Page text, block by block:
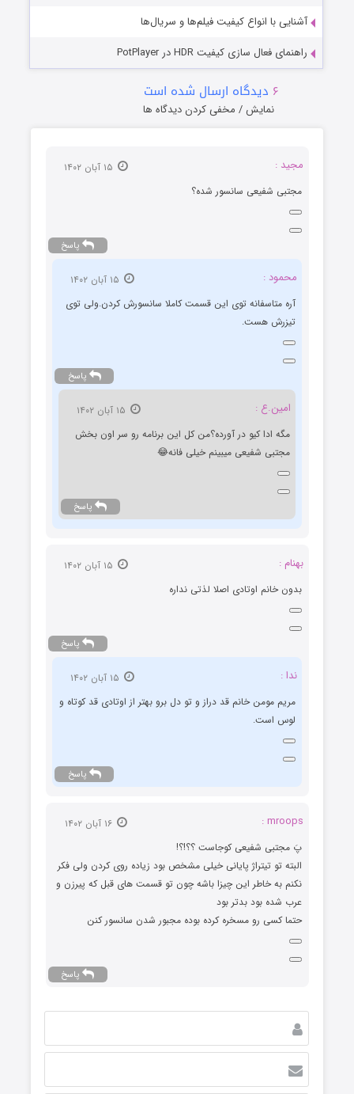
آشنایی با انواع کیفیت فیلم‌ها و سریال‌ها
راهنمای فعال سازی کیفیت HDR در PotPlayer
۶ دیدگاه ارسال شده است
نمایش / مخفی کردن دیدگاه ها
مجید :
مجتبی شفیعی سانسور شده؟
پاسخ
محمود :
آره متاسفانه توی این قسمت کاملا سانسورش کردن.ولی توی
تیزرش هست.
پاسخ
امین.ع :
مگه ادا کیو در آورده؟من کل این برنامه رو سر اون بخش
مجتبی شفیعی میبینم خیلی فانه😂
پاسخ
بهنام :
بدون خانم اوتادی اصلا لذتی نداره
پاسخ
ندا :
مریم مومن خانم قد دراز و تو دل برو بهتر از اوتادی قد کوتاه و
لوس است.
پاسخ
mroops :
پَ مجتبی شفیعی کوجاست ؟؟!؟!
البته تو تیتراژ پایانی خیلی مشخص بود زیاده روی کردن ولی فکر
نکنم به خاطر این چیزا باشه چون تو قسمت های قبل که پیرزن و
عرب شده بود بدتر بود
حتما کسی رو مسخره کرده بوده مجبور شدن سانسور کنن
پاسخ